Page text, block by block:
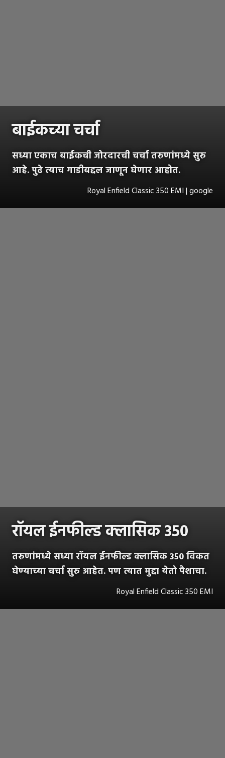
बाईकच्या चर्चा
सध्या एकाच बाईकची जोरदारची चर्चा तरुणांमध्ये सुरु
आहे. पुढे त्याच गाडीबद्दल जाणून घेणार आहोत.
Royal Enfield Classic 350 EMI | google
रॉयल ईनफील्ड क्लासिक 350
तरुणांमध्ये सध्या रॉयल ईनफील्ड क्लासिक 350 विकत
घेण्याच्या चर्चा सुरु आहेत. पण त्यात मुद्दा येतो पैशाचा.
Royal Enfield Classic 350 EMI